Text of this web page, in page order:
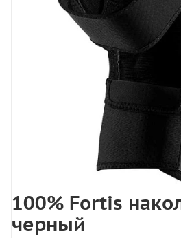
100% Fortis
черный